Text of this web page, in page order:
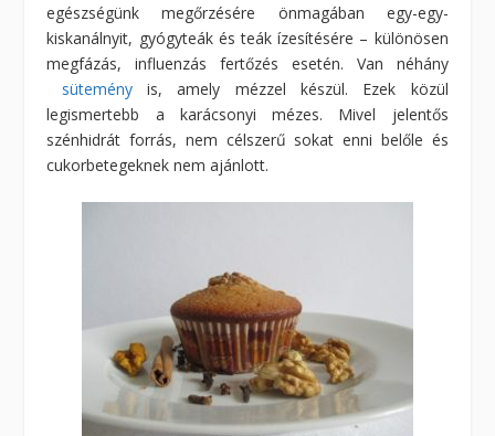
egészségünk megőrzésére önmagában egy-egy-
kiskanálnyit, gyógyteák és teák ízesítésére – különösen
megfázás, influenzás fertőzés esetén. Van néhány
süteményis, amely mézzel készül. Ezek közül
legismertebb a karácsonyi mézes. Mivel jelentős
szénhidrát forrás, nem célszerű sokat enni belőle és
cukorbetegeknek nem ajánlott.